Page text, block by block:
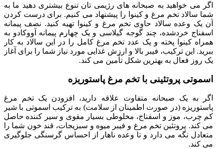
اگر می خواهید به صبحانه های رژیمی تان تنوع بیشتری دهید ما به
شما سالاد تخم مرغ و کینوا را پیشنهاد می کنیم. برای درست کردن
آن یک وعده سالاد حاوی تخم مرغ و کینوا تهیه کنید. نصف پیمانه
اسفناج خردشده، چند گوجه گیلاسی و یک چهارم پیمانه آووکادو به
همراه کینوا پخته و یک عدد تخم مرغ کامل را در این سالاد به کار
ببرید. این ترکیب، فیبر بالا و ارزش غذایی مورد نیاز شما را برای آغاز
یک روز فعال به بهترین شکل تأمین می کند.
اسموتی پروتئینی با تخم مرغ پاستوریزه
اگر به یک صبحانه متفاوت علاقه دارید، افزودن یک تخم مرغ
پاستوریزه (در صورت اطمینان از سلامت) به ترکیب اسموتی با شیر
کم چرب، موز و اسفناج، مخلوطی بسیار مقوی و سیر کننده حاصل
می کند. پروتئین تخم مرغ و فیبر میوه و سبزیجات، قند خون شما را
متعادل نگه می دارد و تا وعده ناهار از احساس گرسنگی جلوگیری
می کند.